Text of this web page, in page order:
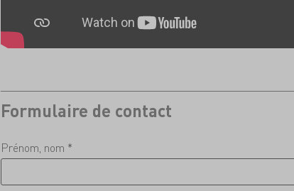
Formulaire de contact
Prénom, nom *